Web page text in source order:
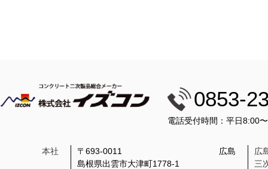
0853-
電話受付時間：平日8:00
本社
〒693-0011
島根県出雲市大津町1778-1
広島
広
三